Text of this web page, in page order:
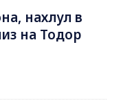
нахлул в
на Тодор